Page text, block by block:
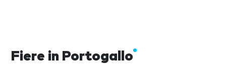
Fiere in Portogallo